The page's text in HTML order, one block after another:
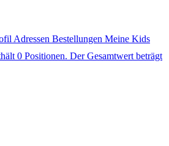
Adressen Bestellungen Meine Kids
0 Positionen. Der Gesamtwert beträgt